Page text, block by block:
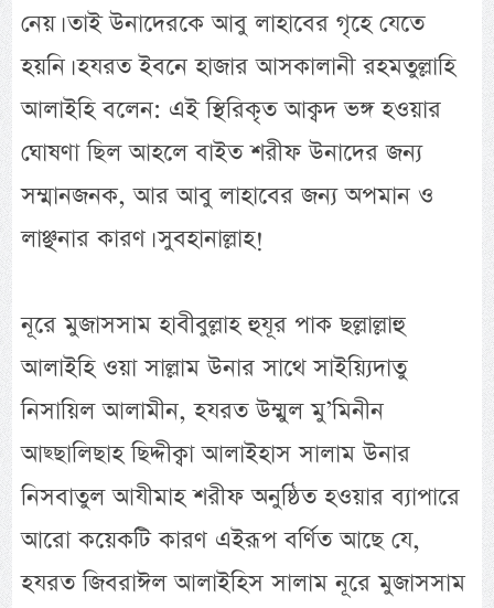
নেয়। তাই উনাদেরকে আবু লাহাবের গৃহে যেতে
হয়নি। হযরত ইবনে হাজার আসকালানী রহমতুল্লাহি
আলাইহি বলেন: এই স্থিরিকৃত আক্বদ ভঙ্গ হওয়ার
ঘোষণা ছিল আহলে বাইত শরীফ উনাদের জন্য
সম্মানজনক, আর আবু লাহাবের জন্য অপমান ও
লাঞ্ছনার কারণ। সুবহানাল্লাহ!
নূরে মুজাসসাম হাবীবুল্লাহ হুযূর পাক ছল্লাল্লাহু
আলাইহি ওয়া সাল্লাম উনার সাথে সাইয়্যিদাতু
নিসায়িল আলামীন, হযরত উম্মুল মু’মিনীন
আছ্ছালিছাহ ছিদ্দীক্বা আলাইহাস সালাম উনার
নিসবাতুল আযীমাহ শরীফ অনুষ্ঠিত হওয়ার ব্যাপারে
আরো কয়েকটি কারণ এইরূপ বর্ণিত আছে যে,
হযরত জিবরাঈল আলাইহিস সালাম নূরে মুজাসসাম